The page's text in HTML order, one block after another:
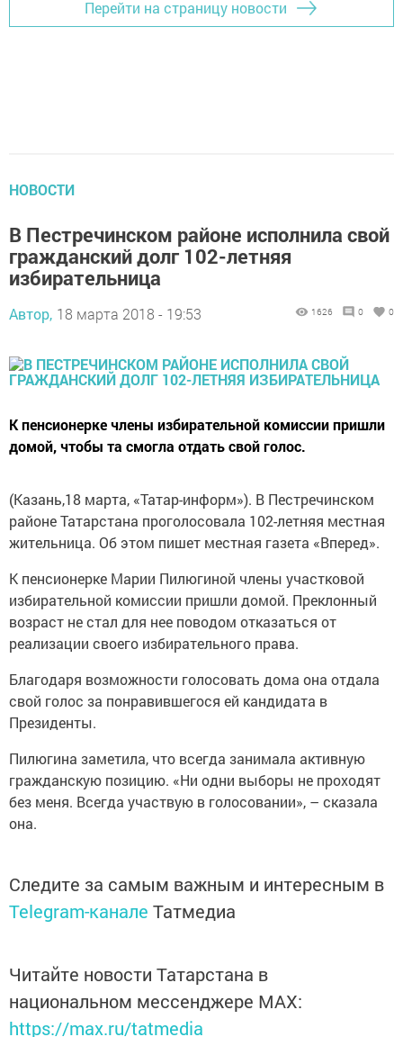
Перейти на страницу новости
НОВОСТИ
В Пестречинском районе исполнила свой
гражданский долг 102-летняя
избирательница
Автор, 18 марта 2018 - 19:53 1626 0 0
К пенсионерке члены избирательной комиссии пришли
домой, чтобы та смогла отдать свой голос.
(Казань,18 марта, «Татар-информ»). В Пестречинском
районе Татарстана проголосовала 102-летняя местная
жительница. Об этом пишет местная газета «Вперед».
К пенсионерке Марии Пилюгиной члены участковой
избирательной комиссии пришли домой. Преклонный
возраст не стал для нее поводом отказаться от
реализации своего избирательного права.
Благодаря возможности голосовать дома она отдала
свой голос за понравившегося ей кандидата в
Президенты.
Пилюгина заметила, что всегда занимала активную
гражданскую позицию. «Ни одни выборы не проходят
без меня. Всегда участвую в голосовании», – сказала
она.
Следите за самым важным и интересным в
Telegram-канале Татмедиа
Читайте новости Татарстана в
национальном мессенджере MАХ:
https://max.ru/tatmedia